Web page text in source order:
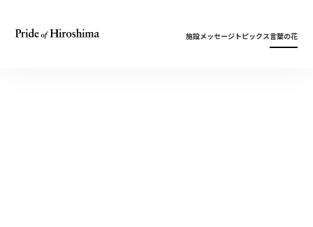
施設メッセージトピックス言葉の花